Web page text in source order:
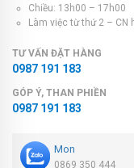
Chiều: 13h00 – 17h00
Làm việc từ thứ 2 – CN
TƯ VẤN ĐẶT HÀNG
0987 191 183
GÓP Ý, THAN PHIỀN
0987 191 183
Mon
0869 350 444